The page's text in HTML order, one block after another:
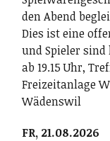
den Abend
Dies ist eine
und Spieler
ab 19.15 Uhr,
Freizeitanlage
Wädenswil
FR, 21.08.2026